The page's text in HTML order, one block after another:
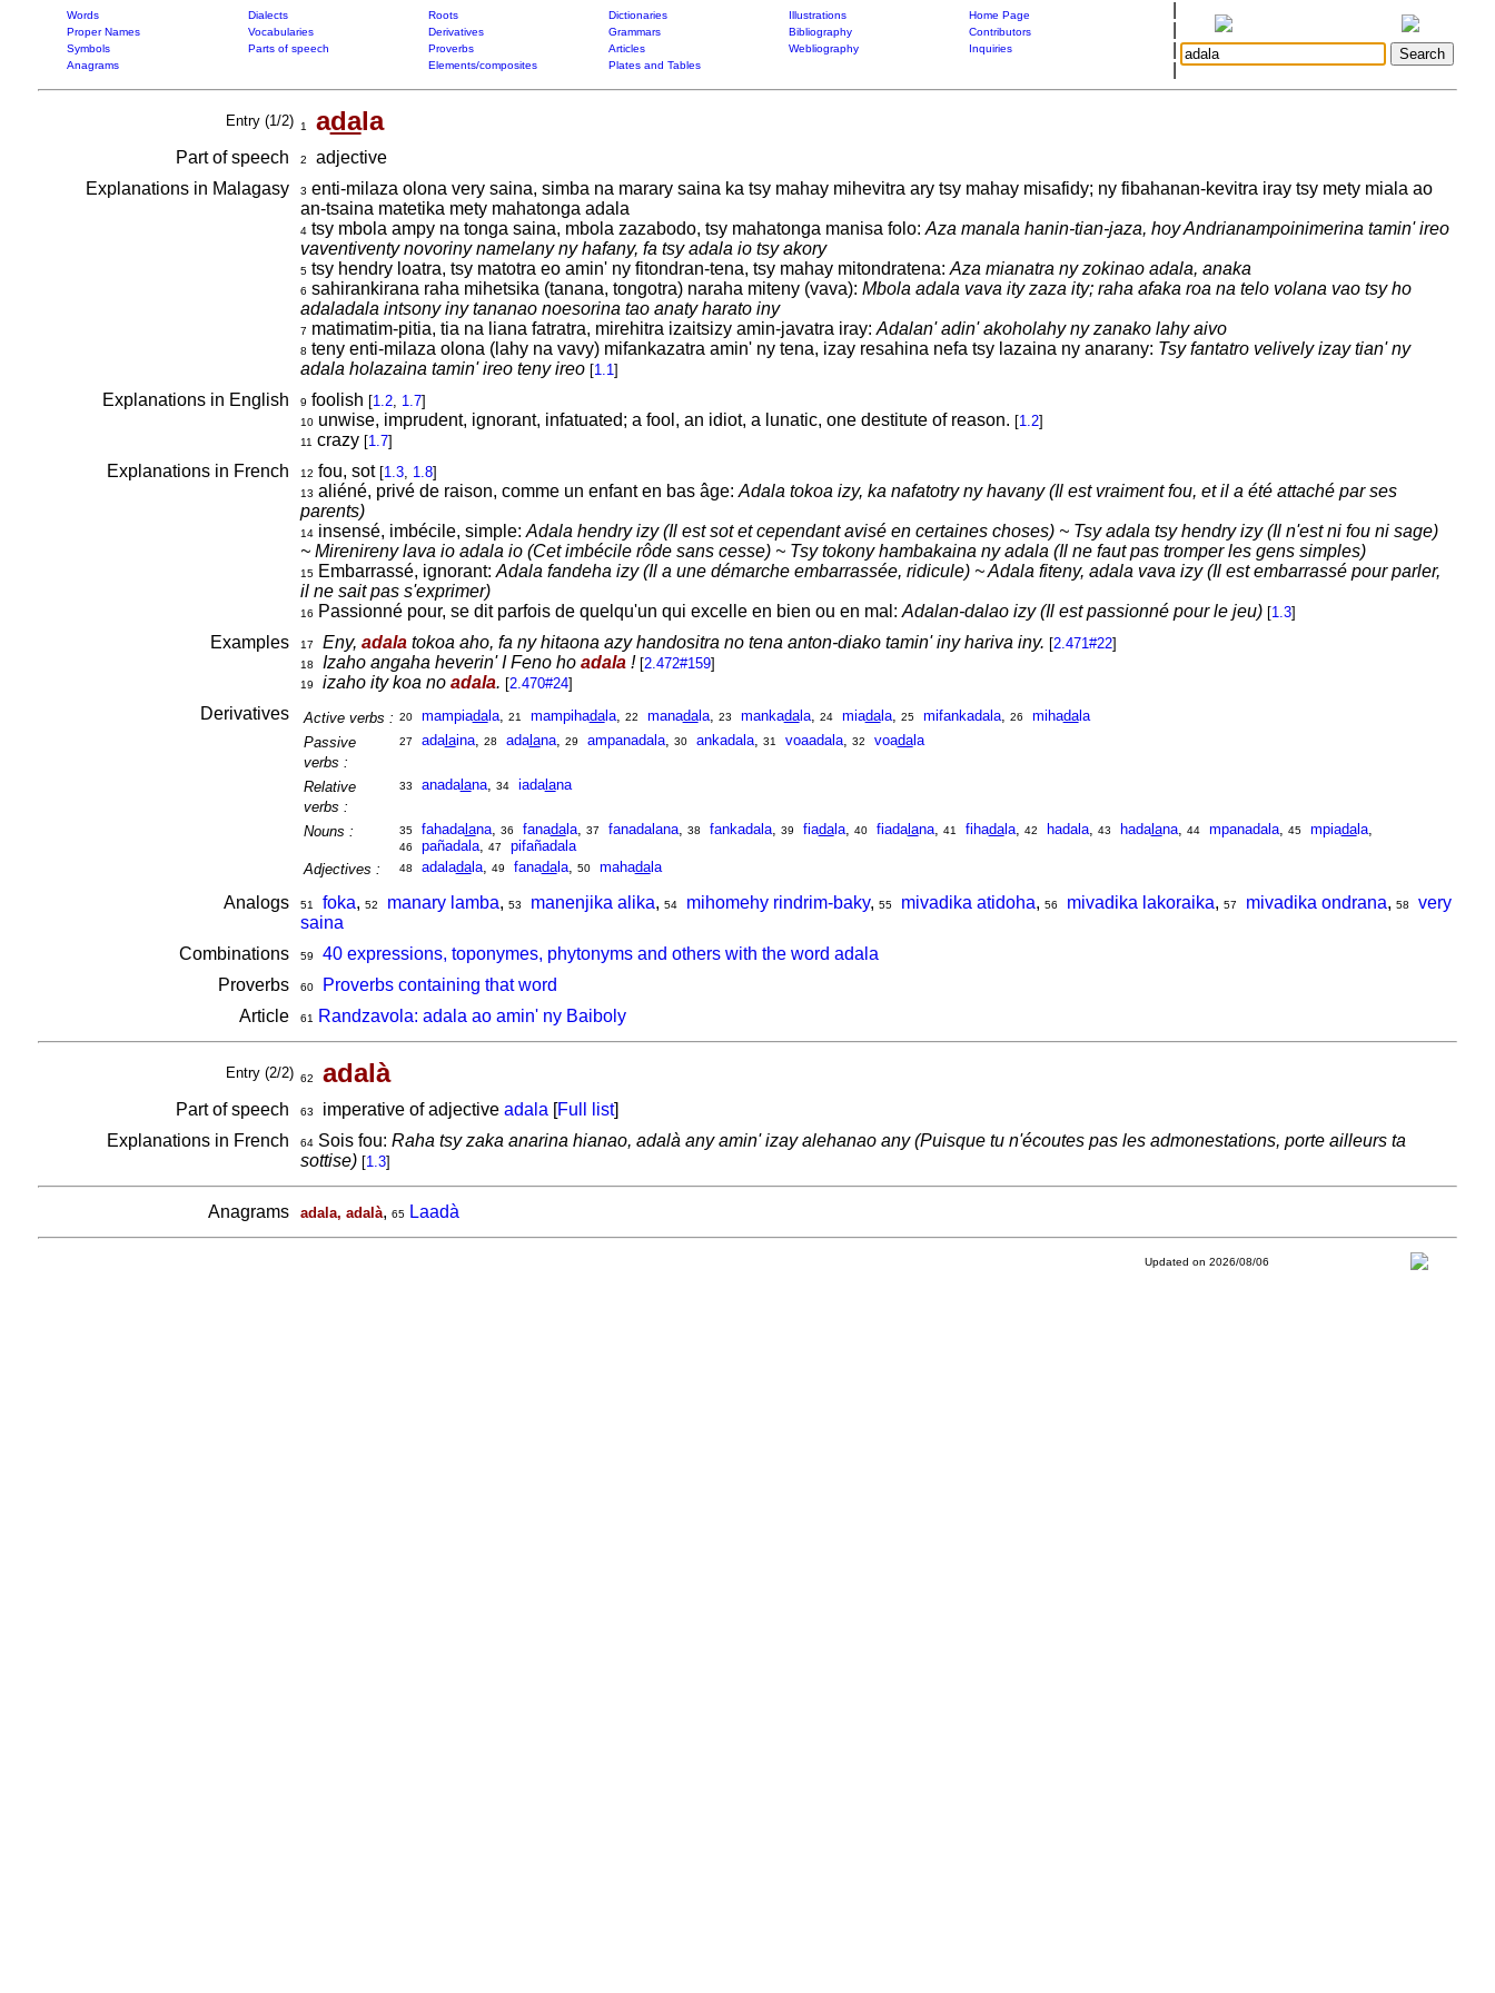
Words Dialects Roots Dictionaries Illustrations
Home Page
Proper Names
Vocabularies Derivatives Grammars Bibliography
Contributors
Symbols
Parts of speech Proverbs Articles Webliography
Inquiries
Anagrams
Elements/composites Plates and Tables
Entry (1/2) 1 adala
Part of speech 2
adjective
Explanations in Malagasy
3 enti-milaza olona very saina, simba na marary saina ka tsy mahay mihevitra ary tsy mahay misafidy; ny fibahanan-kevitra iray tsy mety miala ao
an-tsaina matetika mety mahatonga adala
4tsy mbola ampy na tonga saina, mbola zazabodo, tsy mahatonga manisa folo: Aza manala hanin-tian-jaza, hoy Andrianampoinimerina tamin' ireo
vaventiventy novoriny namelany ny hafany, fa tsy adala io tsy akory
5tsy hendry loatra, tsy matotra eo amin' ny fitondran-tena, tsy mahay mitondratena: Aza mianatra ny zokinao adala, anaka
6 sahirankirana raha mihetsika (tanana, tongotra) naraha miteny (vava): Mbola adala vava ity zaza ity; raha afaka roa na telo volana vao tsy ho
adaladala intsony iny tananao noesorina tao anaty harato iny
7 matimatim-pitia, tia na liana fatratra, mirehitra izaitsizy amin-javatra iray: Adalan' adin' akoholahy ny zanako lahy aivo
8 teny enti-milaza olona (lahy na vavy) mifankazatra amin' ny tena, izay resahina nefa tsy lazaina ny anarany: Tsy fantatro velively izay tian' ny
adala holazaina tamin' ireo teny ireo [1.1]
Explanations in English 9 foolish [1.2, 1.7]
10unwise, imprudent, ignorant, infatuated; a fool, an idiot, a lunatic, one destitute of reason. [1.2]
11 crazy [1.7]
Explanations in French 12 fou, sot [1.3, 1.8]
13 aliéné, privé de raison, comme un enfant en bas âge: Adala tokoa izy, ka nafatotry ny havany (Il est vraiment fou, et il a été attaché par ses
parents)
14insensé, imbécile, simple: Adala hendry izy (Il est sot et cependant avisé en certaines choses) ~ Tsy adala tsy hendry izy (Il n'est ni fou ni sage)
~ Mirenireny lava io adala io (Cet imbécile rôde sans cesse) ~ Tsy tokony hambakaina ny adala (Il ne faut pas tromper les gens simples)
15Embarrassé, ignorant: Adala fandeha izy (Il a une démarche embarrassée, ridicule) ~ Adala fiteny, adala vava izy (Il est embarrassé pour parler,
il ne sait pas s'exprimer)
16 Passionné pour, se dit parfois de quelqu'un qui excelle en bien ou en mal: Adalan-dalao izy (Il est passionné pour le jeu) [1.3]
Examples 17 Eny, adalatokoa aho, fa ny hitaona azy handositra no tena anton-diako tamin' iny hariva iny. [2.471#22]
18 Izaho angaha heverin' I Feno ho adala! [2.472#159]
19 izaho ity koa no adala. [2.470#24]
Derivatives Active verbs : 20 mampiadala, 21 mampihadala, 22 manadala, 23 mankadala, 24 miadala, 25 mifankadala, 26 mihadala
Passive
verbs :
27 adalaina, 28 adalana, 29 ampanadala, 30 ankadala, 31 voaadala, 32 voadala
Relative
verbs :
33 anadalana, 34 iadalana
Nouns : 35 fahadalana, 36 fanadala, 37 fanadalana, 38 fankadala, 39 fiadala, 40 fiadalana, 41 fihadala, 42 hadala, 43 hadalana, 44 mpanadala, 45 mpiadala,
46 pañadala, 47
pifañadala
Adjectives :
48 adaladala, 49 fanadala, 50 mahadala
Analogs 51 foka, 52 manary lamba, 53 manenjika alika, 54 mihomehy rindrim-baky, 55 mivadika atidoha, 56 mivadika lakoraika, 57 mivadika ondrana, 58
very
saina
Combinations
59
40 expressions, toponymes, phytonyms and others with the word adala
Proverbs
60
Proverbs containing that word
Article
61 Randzavola: adala ao amin' ny Baiboly
Entry (2/2) 62 adalà
Part of speech 63 imperative of adjective adala [Full list]
Explanations in French
64Sois fou: Raha tsy zaka anarina hianao, adalà any amin' izay alehanao any (Puisque tu n'écoutes pas les admonestations, porte ailleurs ta
sottise) [1.3]
Anagrams adala, adalà, 65 Laadà
Updated on 2026/08/06